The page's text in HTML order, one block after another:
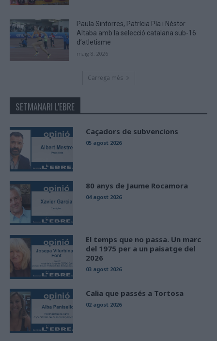
Paula Sintorres, Patrícia Pla i Néstor
Altaba amb la selecció catalana sub-16
d’atletisme
maig 8, 2026
Carrega més
SETMANARI L'EBRE
Caçadors de subvencions
05 agost 2026
80 anys de Jaume Rocamora
04 agost 2026
El temps que no passa. Un marc
del 1975 per a un paisatge del
2026
03 agost 2026
Calia que passés a Tortosa
02 agost 2026